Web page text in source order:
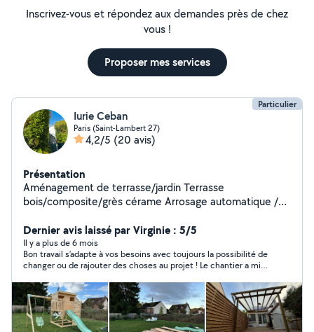
Inscrivez-vous et répondez aux demandes près de chez
vous !
Proposer mes services
Particulier
Iurie Ceban
Paris (Saint-Lambert 27)
4,2/5 (20 avis)
Présentation
Aménagement de terrasse/jardin Terrasse
bois/composite/grès cérame Arrosage automatique /
Dernier avis laissé par Virginie : 5/5
Il y a plus de 6 mois
Bon travail s’adapte à vos besoins avec toujours la possibilité de
changer ou de rajouter des choses au projet ! Le chantier a mis
communication ! Je refais appel à ses services sans aucun
soucis!